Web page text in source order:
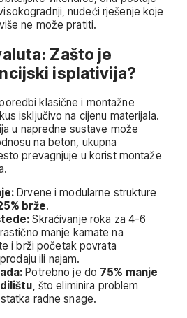
nudeći rješenje koje
ne može pratiti.
Zašto je
isplativija?
klasične i montažne
isključivo na cijenu materijala.
u napredne sustave može
na beton, ukupna
prevagnjuje u korist montaže
Drvene i modularne strukture
brže.
Skraćivanje roka za 4-6
manje kamate na
i brži početak povrata
ili najam.
Potrebno je do 75% manje
, što eliminira problem
radne snage.